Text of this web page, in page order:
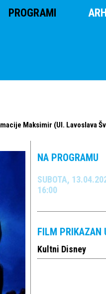
PROGRAMI
Maksimir (Ul. Lavoslava
NA PROGRAMU
SUBOTA,
16:00
FILM PRIKAZAN
Kultni Disney